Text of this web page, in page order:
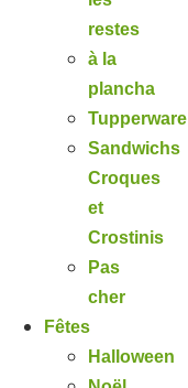
restes
à la
plancha
Tupperware
Sandwichs
Croques
et
Crostinis
Pas
cher
Fêtes
Halloween